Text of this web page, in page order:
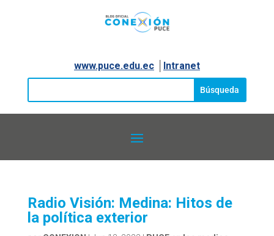
www.puce.edu.ec│ Intranet
Radio Visión: Medina: Hitos de
la política exterior